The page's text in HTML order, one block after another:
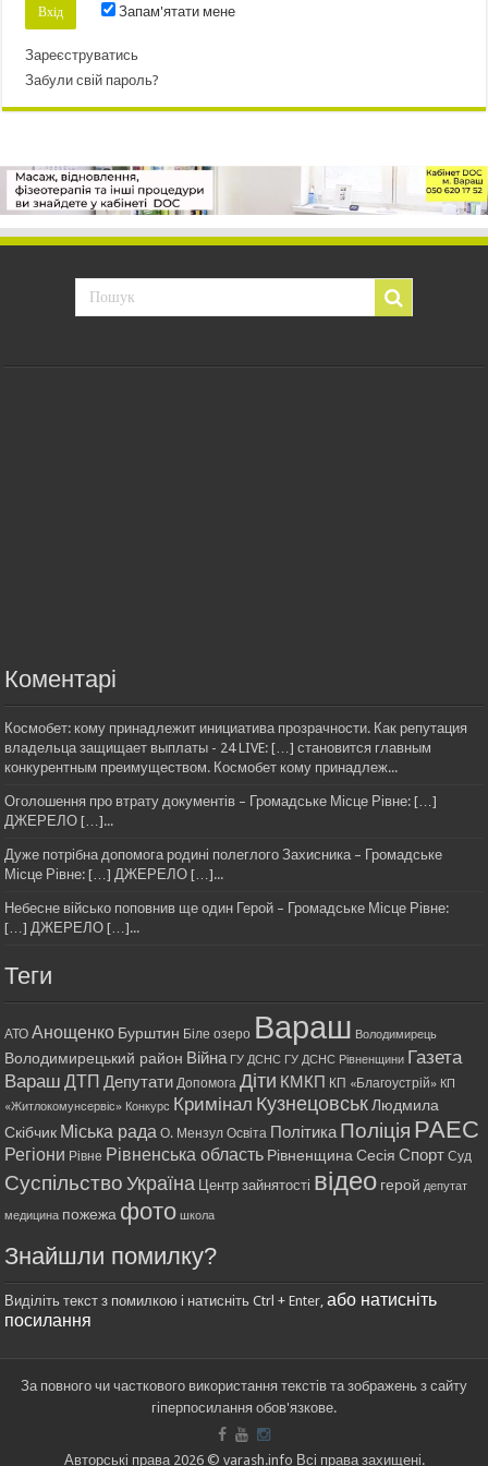
Запам'ятати мене
Зареєструватись
Забули свій пароль?
Коментарі
Космобет: кому принадлежит инициатива прозрачности. Как репутация
владельца защищает выплаты - 24 LIVE: […] становится главным
конкурентным преимуществом. Космобет кому принадлеж...
Оголошення про втрату документів – Громадське Місце Рівне: […]
ДЖЕРЕЛО […]...
Дуже потрібна допомога родині полеглого Захисника – Громадське
Місце Рівне: […] ДЖЕРЕЛО […]...
Небесне військо поповнив ще один Герой – Громадське Місце Рівне:
[…] ДЖЕРЕЛО […]...
Теги
АТО Анощенко Бурштин Біле озеро Вараш Володимирець
Володимирецький район Війна ГУ ДСНС ГУ ДСНС Рівненщини Газета
Вараш ДТП Депутати Допомога Діти КМКП КП «Благоустрій» КП
«Житлокомунсервіс» Конкурс Кримінал Кузнецовськ Людмила
Скібчик Міська рада О. Мензул Освіта ПолітикаПоліція РАЕС
Регіони Рівне Рівненська область Рівненщина Сесія Спорт Суд
Суспільство Україна Центр зайнятості відео герой депутат
медицина пожежа фото школа
Знайшли помилку?
Виділіть текст з помилкою і натисніть Ctrl + Enter,або натисніть
посилання
За повного чи часткового використання текстів та зображень з сайту
гіперпосилання обов'язкове.
Авторські права 2026 © varash.info Всі права захищені.